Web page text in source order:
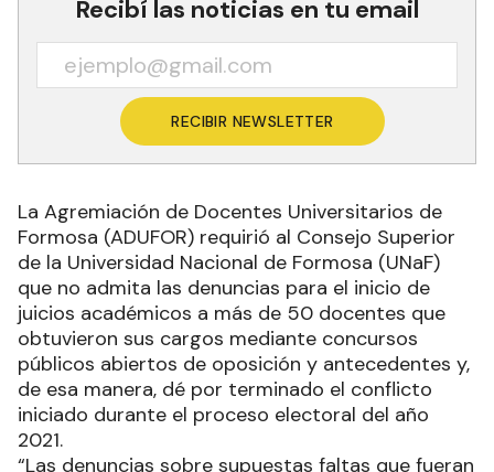
Recibí las noticias en tu email
RECIBIR NEWSLETTER
La Agremiación de Docentes Universitarios de
Formosa (ADUFOR) requirió al Consejo Superior
de la Universidad Nacional de Formosa (UNaF)
que no admita las denuncias para el inicio de
juicios académicos a más de 50 docentes que
obtuvieron sus cargos mediante concursos
públicos abiertos de oposición y antecedentes y,
de esa manera, dé por terminado el conflicto
iniciado durante el proceso electoral del año
2021.
“Las denuncias sobre supuestas faltas que fueran